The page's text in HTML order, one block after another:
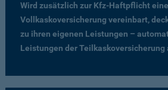
Wird zusätzlich zur Kfz-Haftpflicht eine
Vollkaskoversicherung vereinbart,
zu ihren eigenen Leistungen –
Leistungen der Teilkaskoversicherung